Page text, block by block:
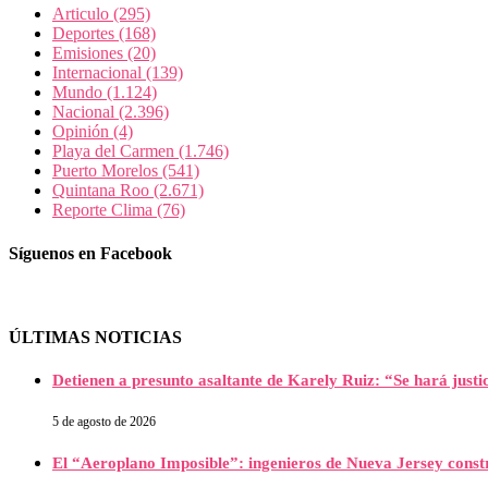
Articulo (295)
Deportes (168)
Emisiones (20)
Internacional (139)
Mundo (1.124)
Nacional (2.396)
Opinión (4)
Playa del Carmen (1.746)
Puerto Morelos (541)
Quintana Roo (2.671)
Reporte Clima (76)
Síguenos en Facebook
ÚLTIMAS NOTICIAS
Detienen a presunto asaltante de Karely Ruiz: “Se hará
5 de agosto de 2026
El “Aeroplano Imposible”: ingenieros de Nueva Jersey